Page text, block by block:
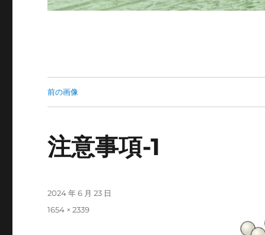
前の画像
注意事項-1
投
2024 年 6 月 23 日
フ
1654 × 2339